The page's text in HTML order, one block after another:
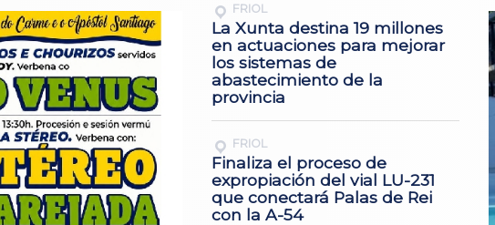
FRIOL
La Xunta destina 19 millones
en actuaciones para mejorar
los sistemas de
abastecimiento de la
provincia
FRIOL
Finaliza el proceso de
expropiación del vial LU-231
que conectará Palas de Rei
con la A-54